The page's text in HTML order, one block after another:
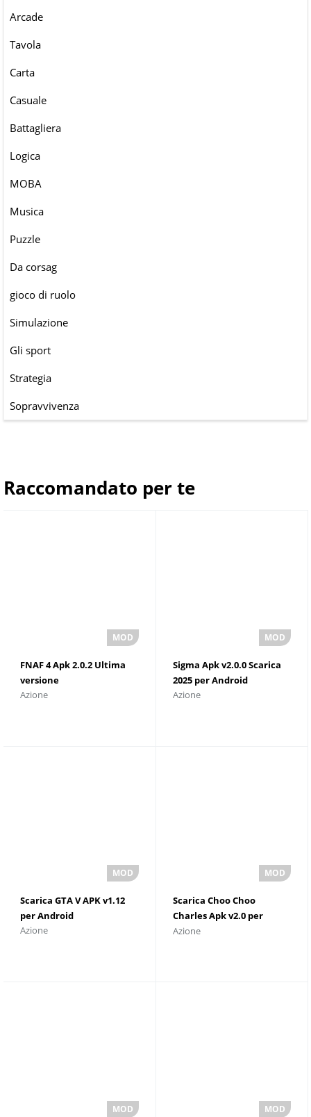
Arcade
Tavola
Carta
Casuale
Battagliera
Logica
MOBA
Musica
Puzzle
Da corsag
gioco di ruolo
Simulazione
Gli sport
Strategia
Sopravvivenza
Raccomandato per te
FNAF 4 Apk 2.0.2 Ultima
versione
Azione
Sigma Apk v2.0.0 Scarica
2025 per Android
Azione
Scarica GTA V APK v1.12
per Android
Azione
Scarica Choo Choo
Charles Apk v2.0 per
Android
Azione